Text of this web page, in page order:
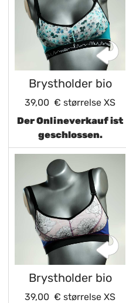
Brystholder bio
39,00 € størrelse XS
Der Onlineverkauf ist
geschlossen.
Brystholder bio
39,00 € størrelse XS